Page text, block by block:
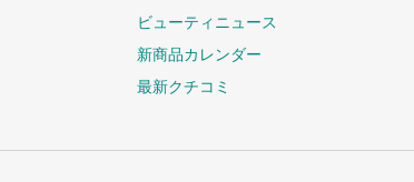
ビューティニュース
新商品カレンダー
最新クチコミ